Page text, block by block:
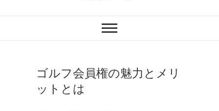
ゴルフ会員権の魅力とメリ
ットとは